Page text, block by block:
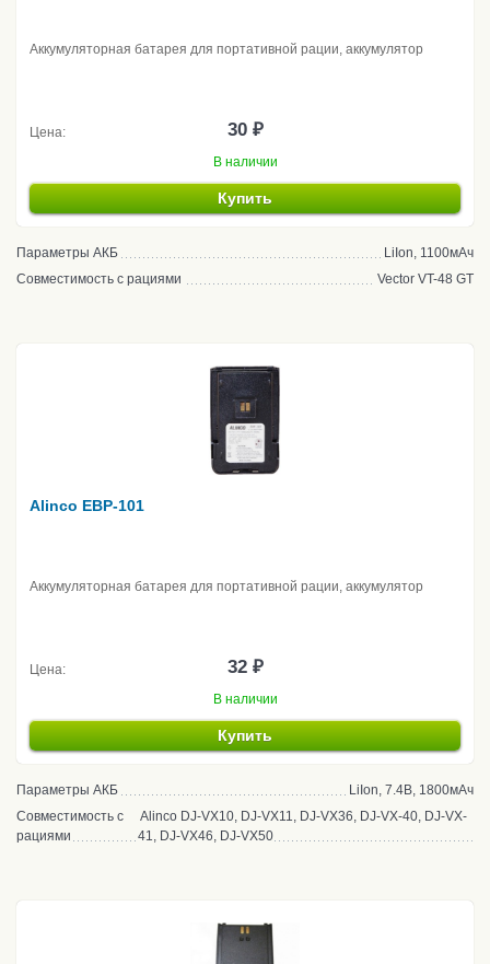
Аккумуляторная батарея для портативной рации, аккумулятор
Цена: 30 ₽
В наличии
Купить
Параметры АКБ
LiIon, 1100мАч
Совместимость с рациями
Vector VT-48 GT
Alinco EBP-101
Аккумуляторная батарея для портативной рации, аккумулятор
Цена: 32 ₽
В наличии
Купить
Параметры АКБ
LiIon, 7.4В, 1800мАч
Совместимость с
рациями
Alinco DJ-VX10, DJ-VX11, DJ-VX36, DJ-VX-40, DJ-VX-
41, DJ-VX46, DJ-VX50